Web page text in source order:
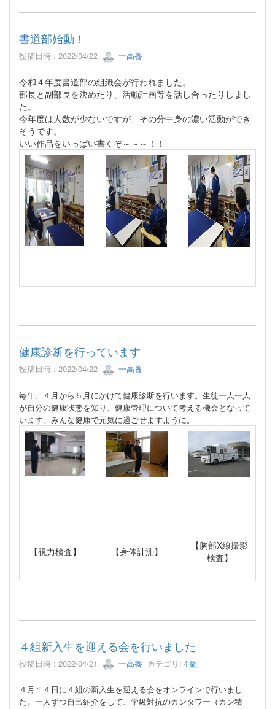
書道部始動！
投稿日時 : 2022/04/22 一高養
令和４年度書道部の組織会が行われました。
部長と副部長を決めたり、活動計画等を話し合ったりしまし
た。
今年度は人数が少ないですが、その分中身の濃い活動ができ
そうです。
いい作品をいっぱい書くぞ～～～！！
健康診断を行っています
投稿日時 : 2022/04/22 一高養
毎年、４月から５月にかけて健康診断を行います。生徒一人一人
が自分の健康状態を知り、健康管理について考える機会となって
います。みんな健康で元気に過ごせますように。
【視力検査】 【身体計測】
【胸部X線撮影
検査】
４組新入生を迎える会を行いました
投稿日時 : 2022/04/21 一高養 カテゴリ: ４組
４月１４日に４組の新入生を迎える会をオンラインで行いまし
た。一人ずつ自己紹介をして、学級対抗のカンタワー（カン積